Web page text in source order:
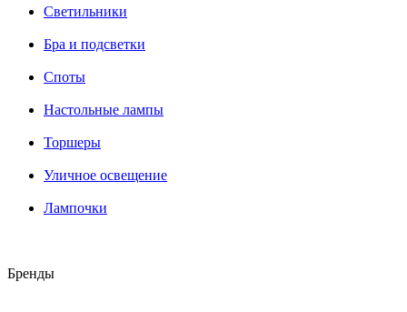
Светильники
Бра и подсветки
Споты
Настольные лампы
Торшеры
Уличное освещение
Лампочки
Бренды